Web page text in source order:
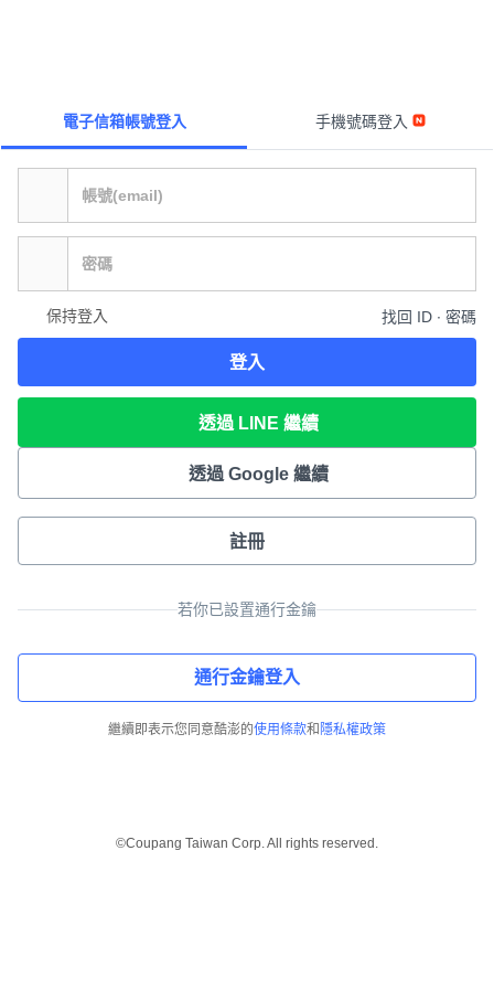
電子信箱帳號登入 手機號碼登入
保持登入 找回 ID ∙ 密碼
登入
透過 LINE 繼續
透過 Google 繼續
註冊
若你已設置通行金鑰
通行金鑰登入
繼續即表示您同意酷澎的使用條款和 隱私權政策
©Coupang Taiwan Corp. All rights reserved.